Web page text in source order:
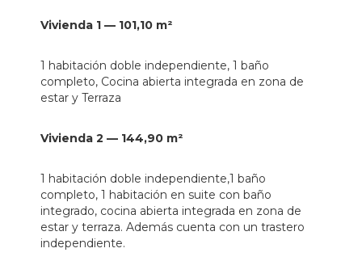
Vivienda 1 — 101,10 m²
1 habitación doble independiente, 1 baño
completo, Cocina abierta integrada en zona de
estar y Terraza
Vivienda 2 — 144,90 m²
1 habitación doble independiente,1 baño
completo, 1 habitación en suite con baño
integrado, cocina abierta integrada en zona de
estar y terraza. Además cuenta con un trastero
independiente.